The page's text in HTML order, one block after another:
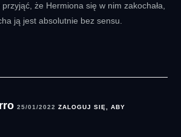
że Hermiona się w nim zakochała,
ją jest absolutnie bez sensu.
25/01/2022 ZALOGUJ SIĘ, ABY